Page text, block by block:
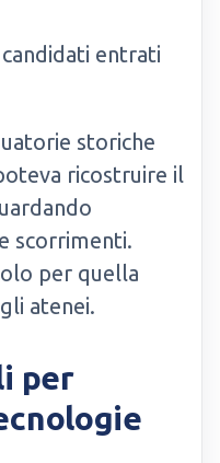
entrati
storiche
ricostruire il
scorrimenti.
per quella
atenei.
per